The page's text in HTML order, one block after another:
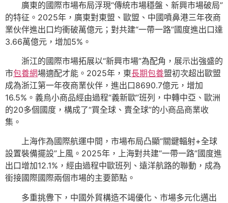
廣東的國際市場布局浮現“傳統市場穩盤、新興市場破局”
的特征。2025年，廣東對東盟、歐盟、中國噴鼻港三年夜商
業伙伴進出口均衝破萬億元；對共建“一帶一路”國度進出口達
3.66萬億元，增加5%。
浙江的國際市場拓展以“新興市場”為配角，展示出強盛的
市包養網場適配才能。2025年，東長期包養盟初次超出歐盟
成為浙江第一年夜商業伙伴，進出口8690.7億元，增加
16.5%。義烏小商品經由過程“義新歐”班列，中轉中亞、歐洲
的20多個國度，構成了“買全球、賣全球”的小商品商業收
集。
上海作為國際航運中間，市場布局凸顯“關鍵輻射+全球
設置裝備擺設”上風。2025年，上海對共建“一帶一路”國度進
出口增加12.1%，經由過程中歐班列、遠洋航路的聯動，成為
銜接國際國際兩個市場的主要節點。
多重挑釁下，中國外貿構造不竭優化、市場多元化邁出